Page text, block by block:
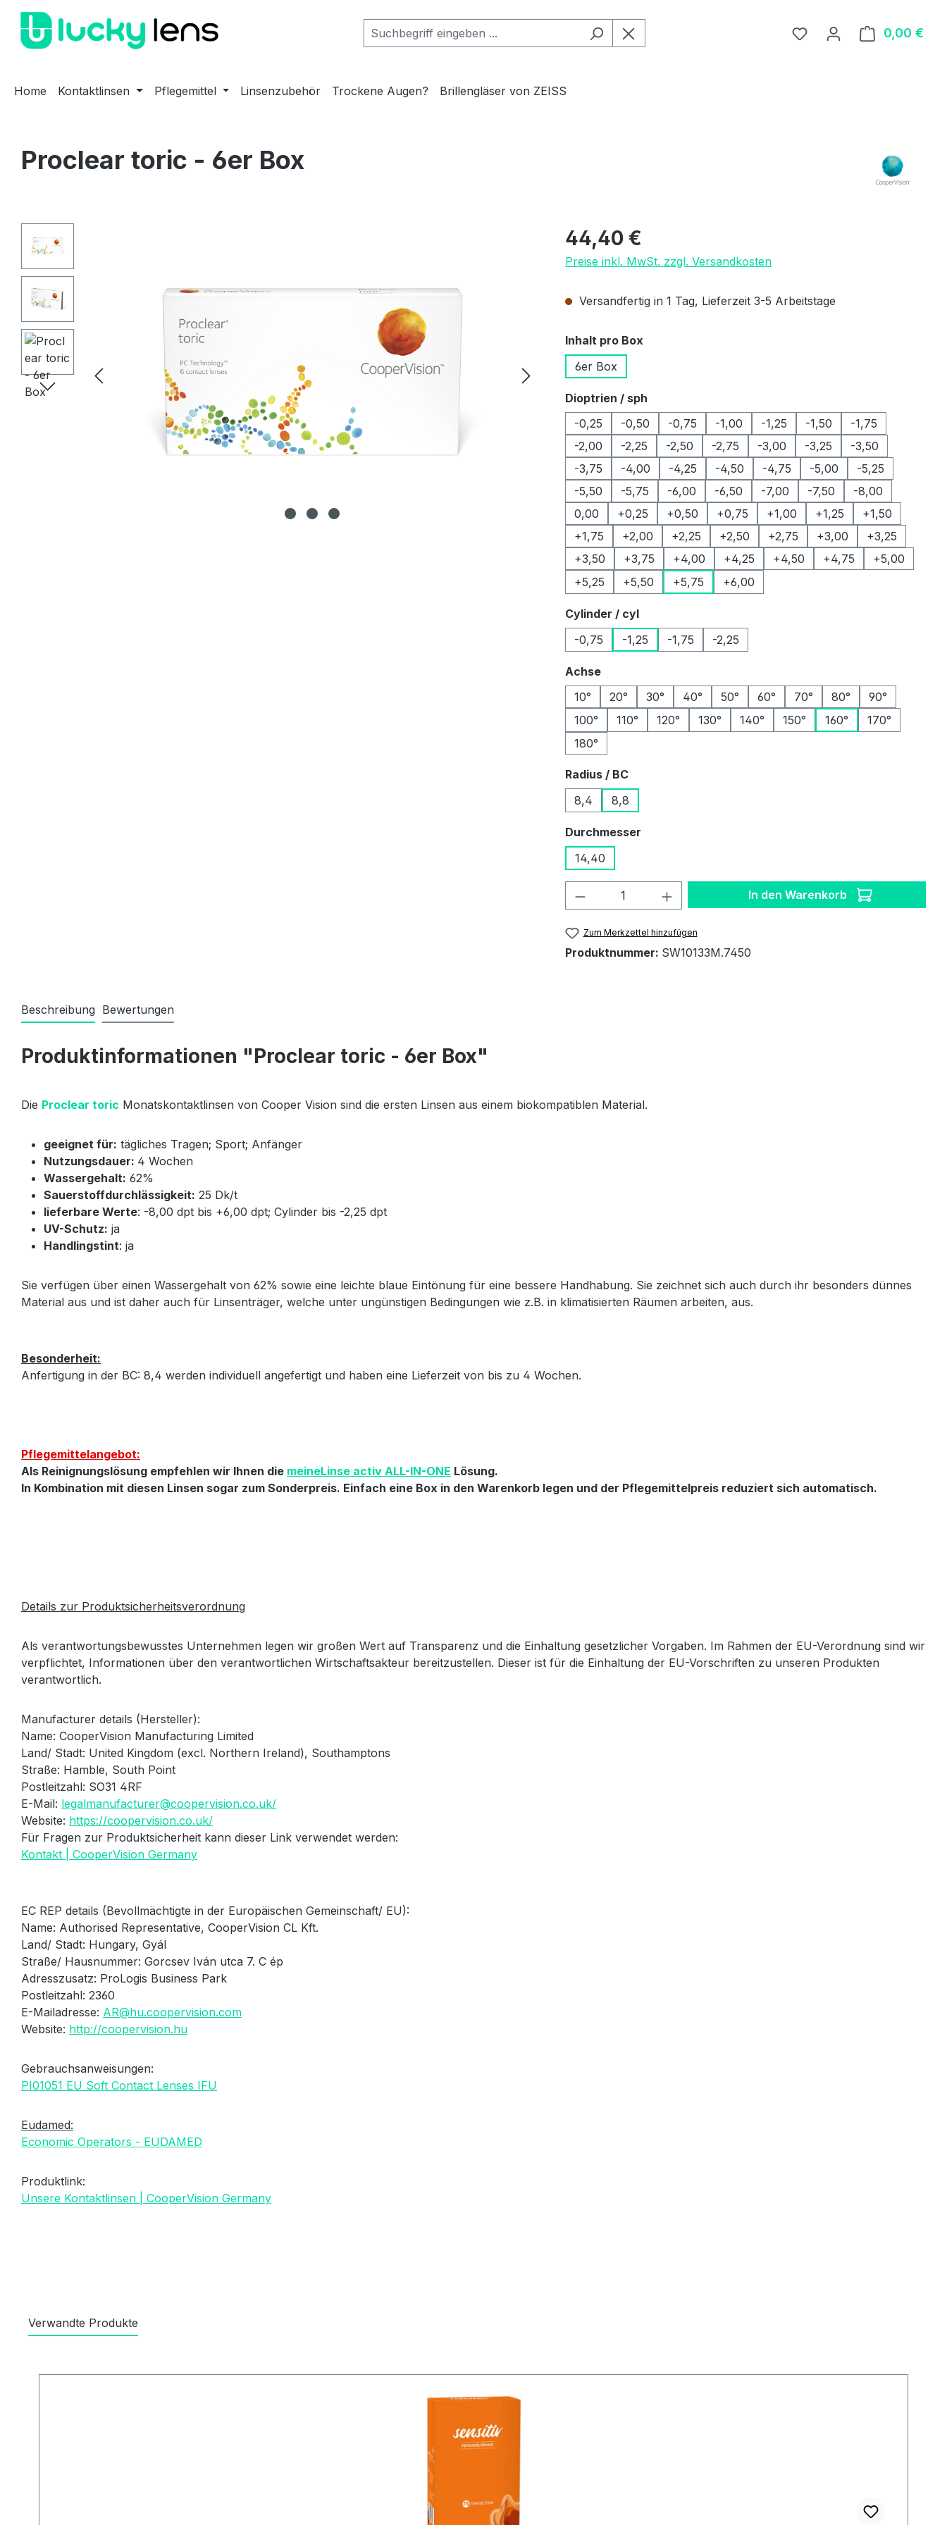
Hauptinhalt springen
Zur Suche springen
Zur Hauptnavigation springen
0,00 €
Home Kontaktlinsen Pflegemittel Linsenzubehör Trockene Augen? Brillengläser von ZEISS
Proclear toric - 6er Box
Regulärer Preis:
44,40 €
Preise inkl. MwSt. zzgl. Versandkosten
Versandfertig in 1 Tag, Lieferzeit 3-5 Arbeitstage
Inhalt pro Box
6er Box
Dioptrien / sph
-0,25
-0,50 -0,75 -1,00 -1,25 -1,50
-1,75
-2,00
-2,25 -2,50 -2,75 -3,00 -3,25
-3,50
-3,75
-4,00 -4,25 -4,50 -4,75 -5,00
-5,25
-5,50
-5,75 -6,00 -6,50 -7,00 -7,50
-8,00
0,00
+0,25 +0,50 +0,75 +1,00 +1,25
+1,50
+1,75
+2,00 +2,25 +2,50 +2,75 +3,00
+3,25
+3,50
+3,75 +4,00 +4,25 +4,50 +4,75
+5,00
+5,25
+5,50 +5,75 +6,00
Cylinder / cylauswählen
-0,75
-1,25 -1,75 -2,25
Achseauswählen
10°
20° 30° 40° 50° 60° 70° 80°
90°
100°
110° 120° 130° 140° 150° 160°
170°
180°
Radius / BCauswählen
8,4
8,8
Durchmesser
14,40
Produkt Anzahl: Gib den gewünschten Wert
In den Warenkorb
Zum Merkzettel hinzufügen
Produktnummer: SW10133M.7450
Beschreibung Bewertungen
Produktinformationen "Proclear toric - 6er Box"
Die Proclear toric Monatskontaktlinsen von Cooper Vision sind die ersten Linsen aus einem biokompatiblen Material.
geeignet für: tägliches Tragen; Sport; Anfänger
Nutzungsdauer: 4 Wochen
Wassergehalt: 62%
Sauerstoffdurchlässigkeit: 25 Dk/t
lieferbare Werte: -8,00 dpt bis +6,00 dpt; Cylinder bis -2,25 dpt
UV-Schutz: ja
Handlingstint: ja
Sie verfügen über einen Wassergehalt von 62% sowie eine leichte blaue Eintönung für eine bessere Handhabung. Sie zeichnet sich auch durch ihr besonders dünnes
Material aus und ist daher auch für Linsenträger, welche unter ungünstigen Bedingungen wie z.B. in klimatisierten Räumen arbeiten, aus.
Besonderheit:
Anfertigung in der BC: 8,4 werden individuell angefertigt und haben eine Lieferzeit von bis zu 4 Wochen.
Pflegemittelangebot:
Als Reinignungslösung empfehlen wir Ihnen die meineLinse activ ALL-IN-ONE Lösung.
In Kombination mit diesen Linsen sogar zum Sonderpreis. Einfach eine Box in den Warenkorb legen und der Pflegemittelpreis reduziert sich automatisch.
Details zur Produktsicherheitsverordnung
Als verantwortungsbewusstes Unternehmen legen wir großen Wert auf Transparenz und die Einhaltung gesetzlicher Vorgaben. Im Rahmen der EU-Verordnung sind wir
verpflichtet, Informationen über den verantwortlichen Wirtschaftsakteur bereitzustellen. Dieser ist für die Einhaltung der EU-Vorschriften zu unseren Produkten
verantwortlich.
Manufacturer details (Hersteller):
Name: CooperVision Manufacturing Limited
Land/ Stadt: United Kingdom (excl. Northern Ireland), Southamptons
Straße: Hamble, South Point
Postleitzahl: SO31 4RF
E-Mail: legalmanufacturer@coopervision.co.uk/
Website: https://coopervision.co.uk/
Für Fragen zur Produktsicherheit kann dieser Link verwendet werden:
Kontakt | CooperVision Germany
EC REP details (Bevollmächtigte in der Europäischen Gemeinschaft/ EU):
Name: Authorised Representative, CooperVision CL Kft.
Land/ Stadt: Hungary, Gyál
Straße/ Hausnummer: Gorcsev Iván utca 7. C ép
Adresszusatz: ProLogis Business Park
Postleitzahl: 2360
E-Mailadresse: AR@hu.coopervision.com
Website: http://coopervision.hu
Gebrauchsanweisungen:
PI01051 EU Soft Contact Lenses IFU
Eudamed:
Economic Operators - EUDAMED
Produktlink:
Unsere Kontaktlinsen | CooperVision Germany
Verwandte Produkte